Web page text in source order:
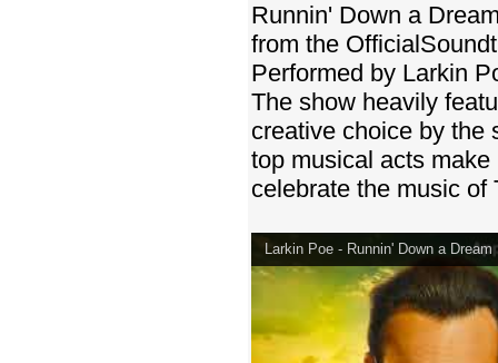
Runnin' Down a
from the
Performed by Larkin
The show heavily
creative choice by the
top musical acts
celebrate the music of
Larkin Poe - Runnin' Down a